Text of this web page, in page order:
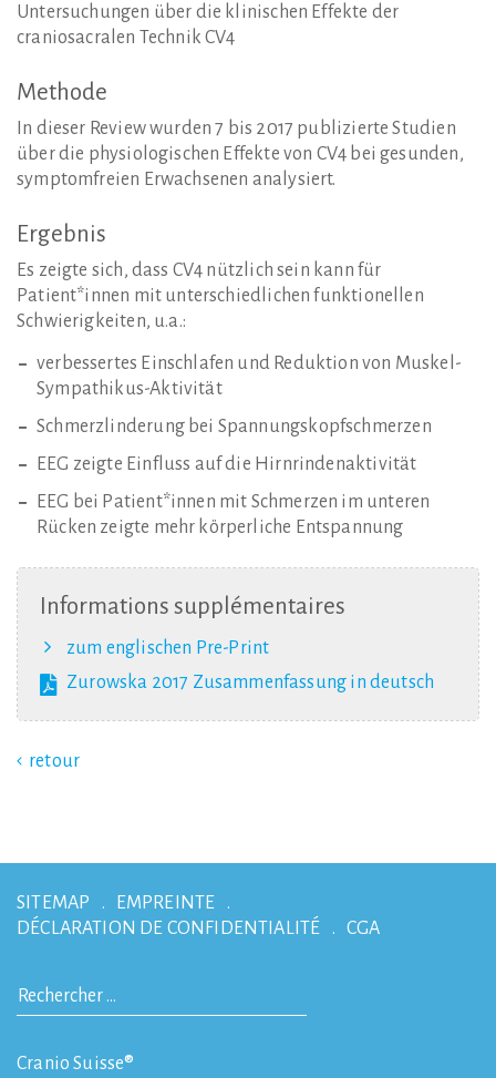
Untersuchungen über die klinischen Effekte der
craniosacralen Technik CV4
Methode
In dieser Review wurden 7 bis 2017 publizierte Studien
über die physiologischen Effekte von CV4 bei gesunden,
symptomfreien Erwachsenen analysiert.
Ergebnis
Es zeigte sich, dass CV4 nützlich sein kann für
Patient*innen mit unterschiedlichen funktionellen
Schwierigkeiten, u.a.:
verbessertes Einschlafen und Reduktion von Muskel-
Sympathikus-Aktivität
Schmerzlinderung bei Spannungskopfschmerzen
EEG zeigte Einfluss auf die Hirnrindenaktivität
EEG bei Patient*innen mit Schmerzen im unteren
Rücken zeigte mehr körperliche Entspannung
Informations supplémentaires
zum englischen Pre-Print
Zurowska 2017 Zusammenfassung in deutsch
retour
SITEMAP
EMPREINTE
DÉCLARATION DE CONFIDENTIALITÉ
CGA
Cranio Suisse®